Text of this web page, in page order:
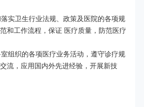
实卫生行业法规、政策及医院的各项规
和工作流程，保证 医疗质量，防范医疗
组织的各项医疗业务活动，遵守诊疗规
流，应用国内外先进经验，开展新技